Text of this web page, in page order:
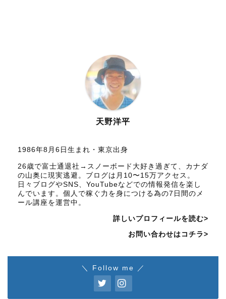
天野洋平
1986年8月6日生まれ・東京出身
26歳で富士通退社→スノーボード大好き過ぎて、カナダ
の山奥に現実逃避。ブログは月10〜15万アクセス。
日々ブログやSNS、YouTubeなどでの情報発信を楽し
んでいます。個人で稼ぐ力を身につける為の7日間のメ
ール講座を運営中。
詳しいプロフィールを読む>
お問い合わせはコチラ>
＼ Follow me ／